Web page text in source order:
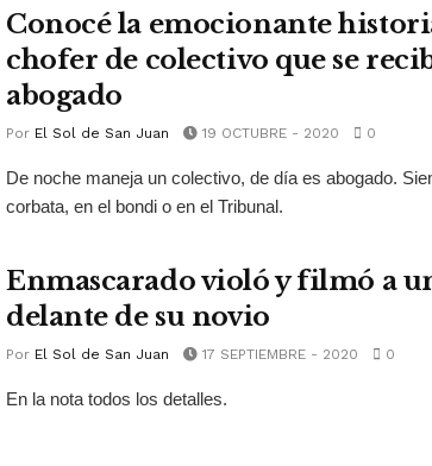
Conocé la emocionante
chofer de colectivo que se
abogado
Por El Sol de San Juan 19 OCTUBRE - 2020 0
De noche maneja un colectivo, de día es abogado.
corbata, en el bondi o en el Tribunal.
Enmascarado violó y filmó a
delante de su novio
Por El Sol de San Juan 17 SEPTIEMBRE - 2020 0
En la nota todos los detalles.